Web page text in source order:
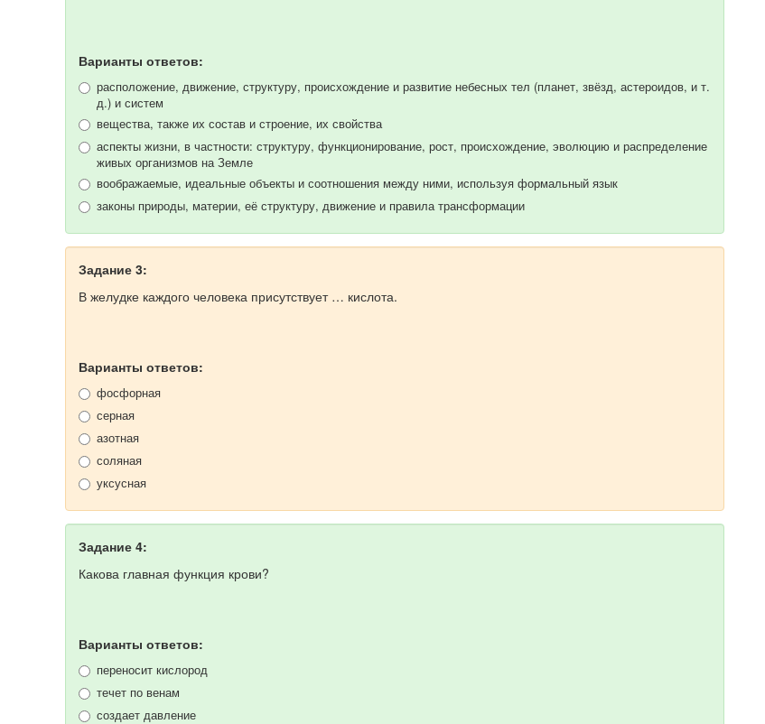
Варианты ответов:
расположение, движение, структуру, происхождение и развитие небесных тел (планет, звёзд, астероидов, и т.
д.) и систем
вещества, также их состав и строение, их свойства
аспекты жизни, в частности: структуру, функционирование, рост, происхождение, эволюцию и распределение
живых организмов на Земле
воображаемые, идеальные объекты и соотношения между ними, используя формальный язык
законы природы, материи, её структуру, движение и правила трансформации
Задание 3:
В желудке каждого человека присутствует … кислота.
Варианты ответов:
фосфорная
серная
азотная
соляная
уксусная
Задание 4:
Какова главная функция крови?
Варианты ответов:
переносит кислород
течет по венам
создает давление